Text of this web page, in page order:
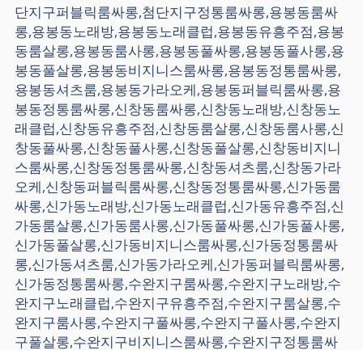
단지구퍼블릭룸싸롱,첨단지구정통룸싸롱,용봉동룸싸
롱,용봉동노래방,용봉동노래클럽,용봉동유흥주점,용봉
동룸살롱,용봉동룸사롱,용봉동풀싸롱,용봉동풀사롱,용
봉동풀살롱,용봉동비지니스룸싸롱,용봉동정통룸싸롱,
용봉동셔츠룸,용봉동가라오케,용봉동퍼블릭룸싸롱,용
봉동정통룸싸롱,신창동룸싸롱,신창동노래방,신창동노
래클럽,신창동유흥주점,신창동룸살롱,신창동룸사롱,신
창동풀싸롱,신창동풀사롱,신창동풀살롱,신창동비지니
스룸싸롱,신창동정통룸싸롱,신창동셔츠룸,신창동가라
오케,신창동퍼블릭룸싸롱,신창동정통룸싸롱,신가동룸
싸롱,신가동노래방,신가동노래클럽,신가동유흥주점,신
가동룸살롱,신가동룸사롱,신가동풀싸롱,신가동풀사롱,
신가동풀살롱,신가동비지니스룸싸롱,신가동정통룸싸
롱,신가동셔츠룸,신가동가라오케,신가동퍼블릭룸싸롱,
신가동정통룸싸롱,수완지구룸싸롱,수완지구노래방,수
완지구노래클럽,수완지구유흥주점,수완지구룸살롱,수
완지구룸사롱,수완지구풀싸롱,수완지구풀사롱,수완지
구풀살롱,수완지구비지니스룸싸롱,수완지구정통룸싸